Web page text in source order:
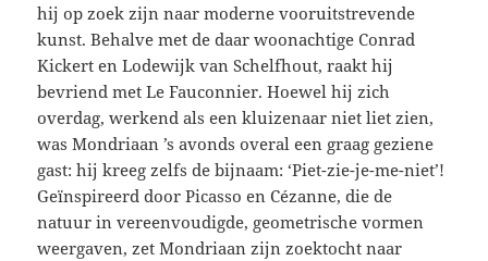
hij op zoek zijn naar moderne vooruitstrevende
kunst. Behalve met de daar woonachtige Conrad
Kickert en Lodewijk van Schelfhout, raakt hij
bevriend met Le Fauconnier. Hoewel hij zich
overdag, werkend als een kluizenaar niet liet zien,
was Mondriaan ’s avonds overal een graag geziene
gast: hij kreeg zelfs de bijnaam: ‘Piet-zie-je-me-niet’!
Geïnspireerd door Picasso en Cézanne, die de
natuur in vereenvoudigde, geometrische vormen
weergaven, zet Mondriaan zijn zoektocht naar